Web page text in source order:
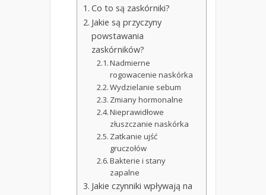
Co to są zaskórniki?
Jakie są przyczyny
powstawania
zaskórników?
Nadmierne
rogowacenie naskórka
Wydzielanie sebum
Zmiany hormonalne
Nieprawidłowe
złuszczanie naskórka
Zatkanie ujść
gruczołów
Bakterie i stany
zapalne
Jakie czynniki wpływają na